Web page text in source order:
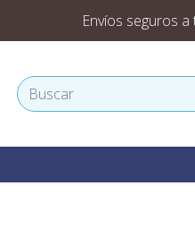
Envíos seguros